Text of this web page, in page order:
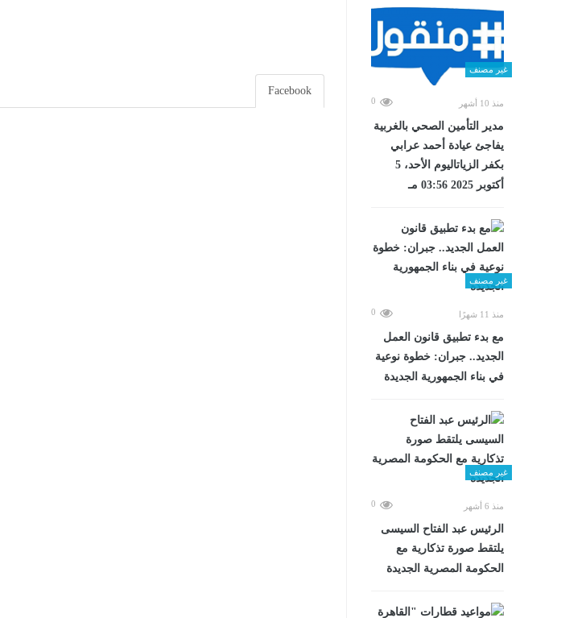
غير مصنف
منذ 10 أشهر 0
مدير التأمين الصحي بالغربية
يفاجئ عيادة أحمد عرابي
بكفر الزياتاليوم الأحد، 5
أكتوبر 2025 03:56 مـ
غير مصنف
منذ 11 شهرًا 0
مع بدء تطبيق قانون العمل
الجديد.. جبران: خطوة نوعية
في بناء الجمهورية الجديدة
غير مصنف
منذ 6 أشهر 0
الرئيس عبد الفتاح السيسى
يلتقط صورة تذكارية مع
الحكومة المصرية الجديدة
Facebook